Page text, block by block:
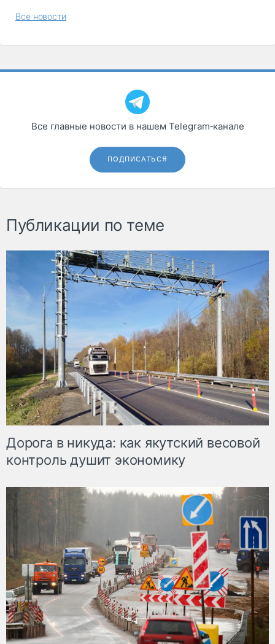
Все новости
Все главные новости в нашем Telegram‑канале
ПОДПИСАТЬСЯ
Публикации по теме
Дорога в никуда: как якутский весовой
контроль душит экономику